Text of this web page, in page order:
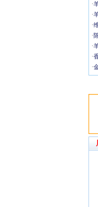
·
·
·
·
·
·
·